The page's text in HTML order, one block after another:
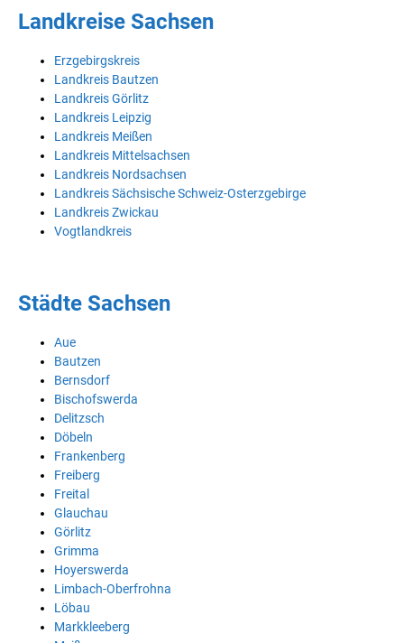
Landkreise Sachsen
Erzgebirgskreis
Landkreis Bautzen
Landkreis Görlitz
Landkreis Leipzig
Landkreis Meißen
Landkreis Mittelsachsen
Landkreis Nordsachsen
Landkreis Sächsische Schweiz-Osterzgebirge
Landkreis Zwickau
Vogtlandkreis
Städte Sachsen
Aue
Bautzen
Bernsdorf
Bischofswerda
Delitzsch
Döbeln
Frankenberg
Freiberg
Freital
Glauchau
Görlitz
Grimma
Hoyerswerda
Limbach-Oberfrohna
Löbau
Markkleeberg